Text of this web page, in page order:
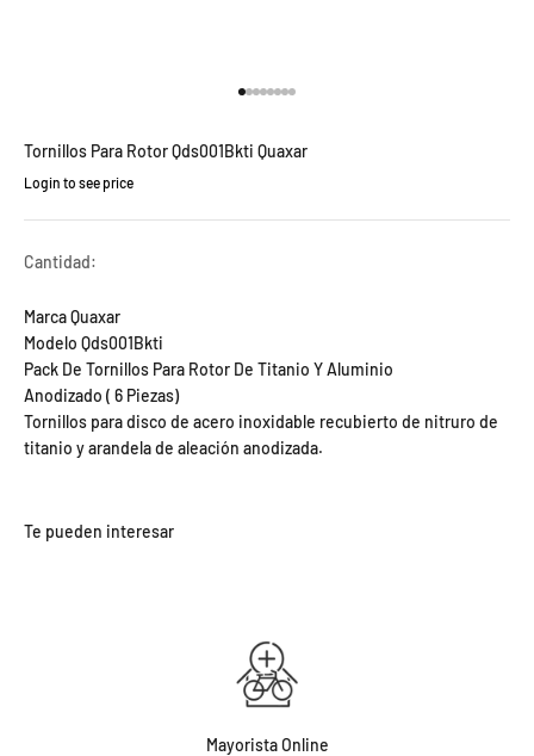
Tornillos Para Rotor Qds001Bkti Quaxar
Precio de oferta
Login to see price
Cantidad:
Marca Quaxar
Modelo Qds001Bkti
Pack De Tornillos Para Rotor De Titanio Y Aluminio
Anodizado ( 6 Piezas)
Tornillos para disco de acero inoxidable recubierto de nitruro de
titanio y arandela de aleación anodizada.
Mayorista Online